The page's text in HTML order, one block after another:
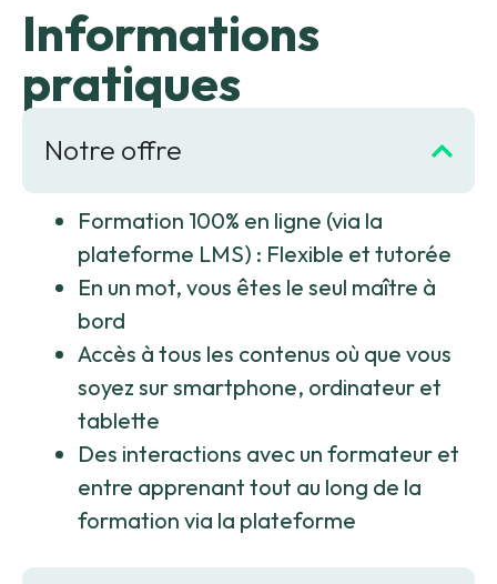
Informations
pratiques
Notre offre
Formation 100% en ligne (via la
plateforme LMS) : Flexible et tutorée
En un mot, vous êtes le seul maître à
bord
Accès à tous les contenus où que vous
soyez sur smartphone, ordinateur et
tablette
Des interactions avec un formateur et
entre apprenant tout au long de la
formation via la plateforme